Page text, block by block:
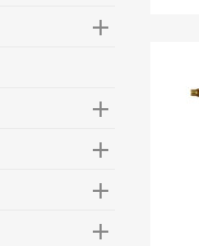




